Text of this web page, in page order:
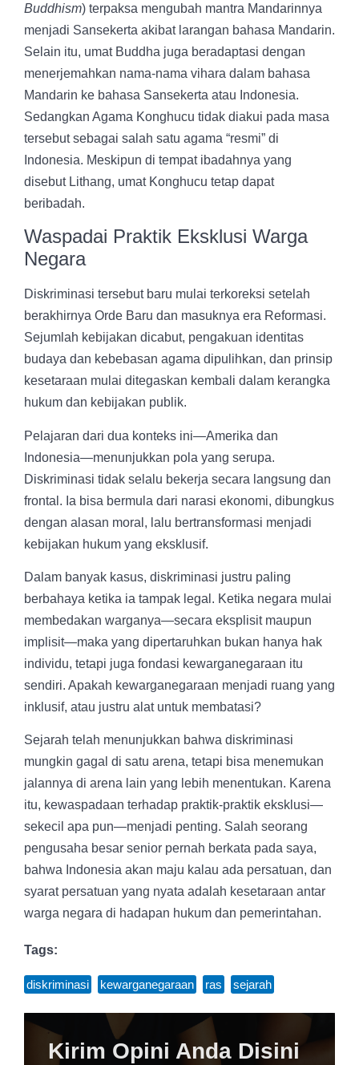
Buddhism) terpaksa mengubah mantra Mandarinnya
menjadi Sansekerta akibat larangan bahasa Mandarin.
Selain itu, umat Buddha juga beradaptasi dengan
menerjemahkan nama-nama vihara dalam bahasa
Mandarin ke bahasa Sansekerta atau Indonesia.
Sedangkan Agama Konghucu tidak diakui pada masa
tersebut sebagai salah satu agama “resmi” di
Indonesia. Meskipun di tempat ibadahnya yang
disebut Lithang, umat Konghucu tetap dapat
beribadah.
Waspadai Praktik Eksklusi Warga
Negara
Diskriminasi tersebut baru mulai terkoreksi setelah
berakhirnya Orde Baru dan masuknya era Reformasi.
Sejumlah kebijakan dicabut, pengakuan identitas
budaya dan kebebasan agama dipulihkan, dan prinsip
kesetaraan mulai ditegaskan kembali dalam kerangka
hukum dan kebijakan publik.
Pelajaran dari dua konteks ini—Amerika dan
Indonesia—menunjukkan pola yang serupa.
Diskriminasi tidak selalu bekerja secara langsung dan
frontal. Ia bisa bermula dari narasi ekonomi, dibungkus
dengan alasan moral, lalu bertransformasi menjadi
kebijakan hukum yang eksklusif.
Dalam banyak kasus, diskriminasi justru paling
berbahaya ketika ia tampak legal. Ketika negara mulai
membedakan warganya—secara eksplisit maupun
implisit—maka yang dipertaruhkan bukan hanya hak
individu, tetapi juga fondasi kewarganegaraan itu
sendiri. Apakah kewarganegaraan menjadi ruang yang
inklusif, atau justru alat untuk membatasi?
Sejarah telah menunjukkan bahwa diskriminasi
mungkin gagal di satu arena, tetapi bisa menemukan
jalannya di arena lain yang lebih menentukan. Karena
itu, kewaspadaan terhadap praktik-praktik eksklusi—
sekecil apa pun—menjadi penting. Salah seorang
pengusaha besar senior pernah berkata pada saya,
bahwa Indonesia akan maju kalau ada persatuan, dan
syarat persatuan yang nyata adalah kesetaraan antar
warga negara di hadapan hukum dan pemerintahan.
Tags:
diskriminasi kewarganegaraan ras sejarah
Kirim Opini Anda Disini